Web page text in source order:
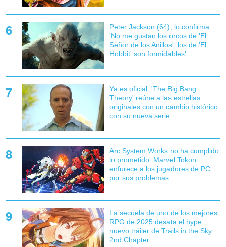
Peter Jackson (64), lo confirma:
'No me gustan los orcos de 'El
Señor de los Anillos', los de 'El
Hobbit' son formidables'
Ya es oficial: 'The Big Bang
Theory' reúne a las estrellas
originales con un cambio histórico
con su nueva serie
Arc System Works no ha cumplido
lo prometido: Marvel Tokon
enfurece a los jugadores de PC
por sus problemas
La secuela de uno de los mejores
RPG de 2025 desata el hype:
nuevo tráiler de Trails in the Sky
2nd Chapter